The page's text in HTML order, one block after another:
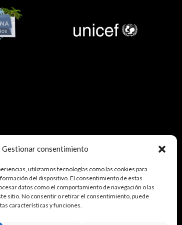
Gestionar consentimiento
utilizamos tecnologías como las cookies para
del dispositivo. El consentimiento de estas
datos como el comportamiento de navegación o las
sitio. No consentir o retirar el consentimiento, puede
características y funciones.